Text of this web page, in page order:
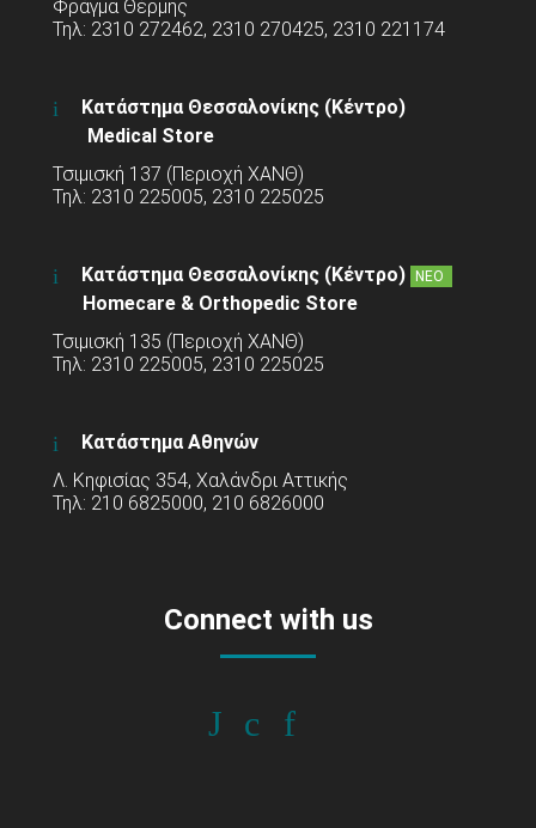
Φράγμα Θέρμης
Τηλ: 2310 272462, 2310 270425, 2310 221174
Κατάστημα Θεσσαλονίκης (Κέντρο)
Medical Store
Τσιμισκή 137 (Περιοχή ΧΑΝΘ)
Τηλ: 2310 225005, 2310 225025
Κατάστημα Θεσσαλονίκης (Κέντρο) ΝΕΟ
Homecare & Orthopedic Store
Τσιμισκή 135 (Περιοχή ΧΑΝΘ)
Τηλ: 2310 225005, 2310 225025
Κατάστημα Αθηνών
Λ. Κηφισίας 354, Χαλάνδρι Αττικής
Τηλ: 210 6825000, 210 6826000
Connect with us